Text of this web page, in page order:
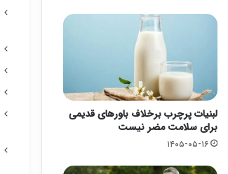
لبنیات پرچرب برخلاف باورهای قدیمی
برای سلامت مضر نیست
۱۴۰۵-۰۵-۱۶